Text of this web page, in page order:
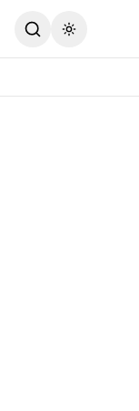
Toggle theme